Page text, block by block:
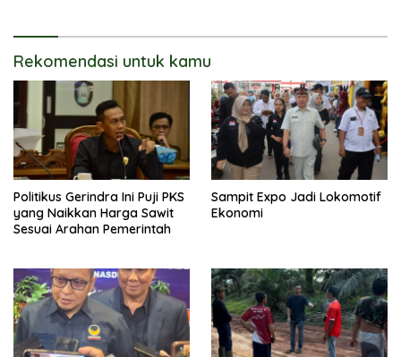
Rekomendasi untuk kamu
Politikus Gerindra Ini Puji PKS
yang Naikkan Harga Sawit
Sesuai Arahan Pemerintah
Sampit Expo Jadi Lokomotif
Ekonomi